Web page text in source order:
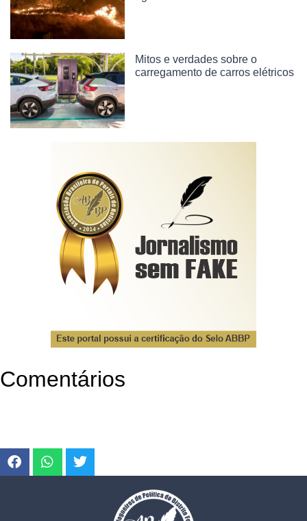
Mitos e verdades sobre o
carregamento de carros elétricos
Comentários